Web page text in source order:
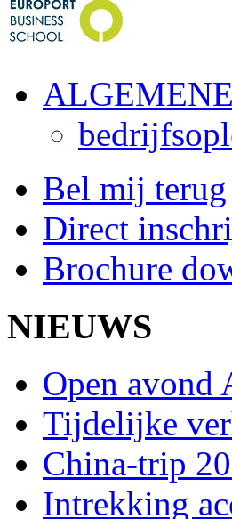
Bel mij terug
Direct
Brochure
NIEUWS
Open avond
Tijdelijke
China-trip
Intrekking